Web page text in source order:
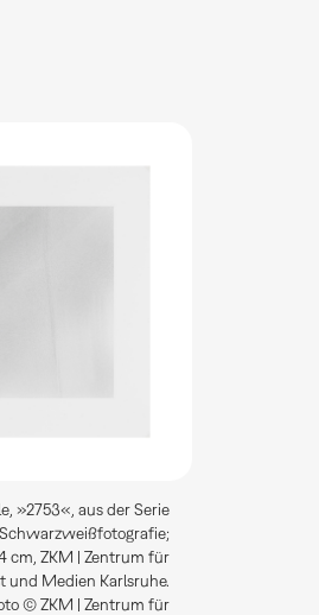
»2753«, aus der Serie
cm, ZKM | Zentrum für
und Medien Karlsruhe.
© ZKM | Zentrum für